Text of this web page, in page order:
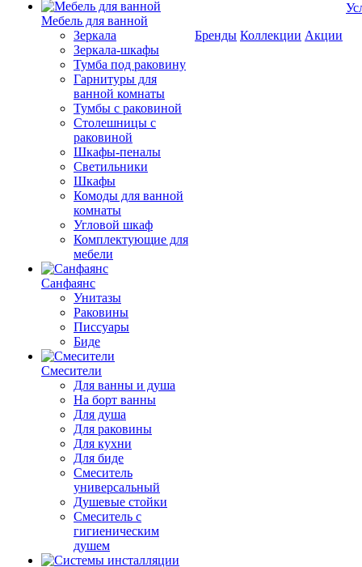
Мебель для ванной
Зеркала
Зеркала-шкафы
Тумба под раковину
Гарнитуры для
ванной комнаты
Тумбы с раковиной
Столешницы с
раковиной
Шкафы-пеналы
Светильники
Шкафы
Комоды для ванной
комнаты
Угловой шкаф
Комплектующие для
мебели
Санфаянс
Унитазы
Раковины
Писсуары
Биде
Смесители
Для ванны и душа
На борт ванны
Для душа
Для раковины
Для кухни
Для биде
Смеситель
универсальный
Душевые стойки
Смеситель с
гигиеническим
душем
Бренды Коллекции Акции